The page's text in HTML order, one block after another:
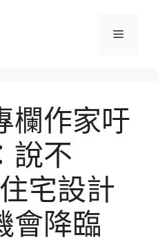
選
欄作家吁
說不
宅設計
會降臨